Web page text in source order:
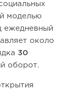
моделью
ежедневный
около
30
оборот.